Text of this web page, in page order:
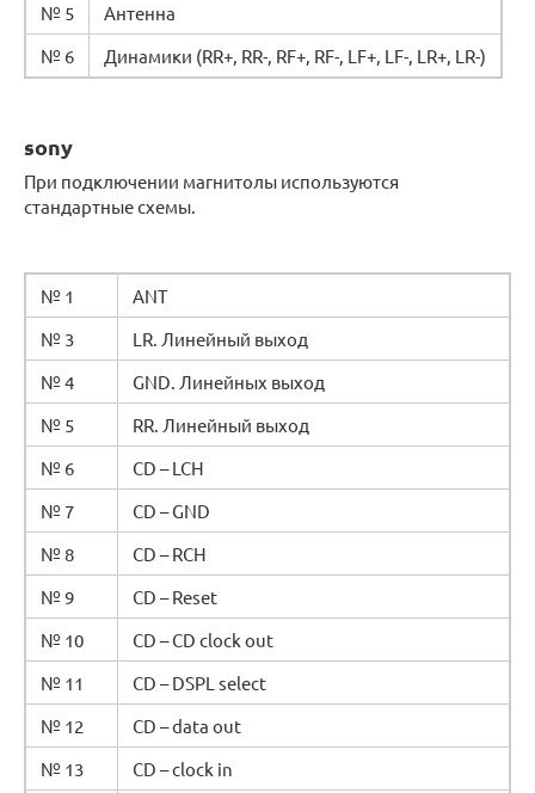
№ 5
Антенна
№ 6
Динамики (RR+, RR-, RF+, RF-, LF+, LF-, LR+, LR-)
sony
При подключении магнитолы используются
стандартные схемы.
№ 1
ANT
№ 3
LR. Линейный выход
№ 4
GND. Линейных выход
№ 5
RR. Линейный выход
№ 6
CD – LCH
№ 7
CD – GND
№ 8
CD – RCH
№ 9
CD – Reset
№ 10
CD – CD clock out
№ 11
CD – DSPL select
№ 12
CD – data out
№ 13
CD – clock in